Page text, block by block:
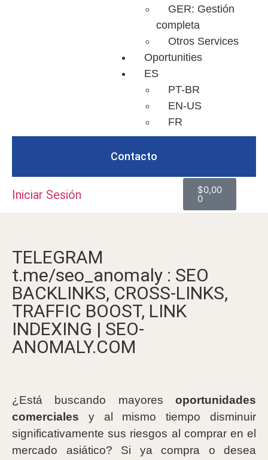
GER: Gestión
completa
Otros Services
Oportunities
ES
PT-BR
EN-US
FR
Contacto
Iniciar Sesión $0,00
0
TELEGRAM
t.me/seo_anomaly : SEO
BACKLINKS, CROSS-LINKS,
TRAFFIC BOOST, LINK
INDEXING | SEO-
ANOMALY.COM
¿Está buscando mayores oportunidades
comerciales y al mismo tiempo disminuir
significativamente sus riesgos al comprar en el
mercado asiático? Si ya compra o desea